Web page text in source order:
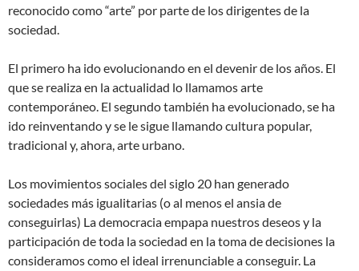
reconocido como “arte” por parte de los dirigentes de la
sociedad.
El primero ha ido evolucionando en el devenir de los años. El
que se realiza en la actualidad lo llamamos arte
contemporáneo. El segundo también ha evolucionado, se ha
ido reinventando y se le sigue llamando cultura popular,
tradicional y, ahora, arte urbano.
Los movimientos sociales del siglo 20 han generado
sociedades más igualitarias (o al menos el ansia de
conseguirlas) La democracia empapa nuestros deseos y la
participación de toda la sociedad en la toma de decisiones la
consideramos como el ideal irrenunciable a conseguir. La